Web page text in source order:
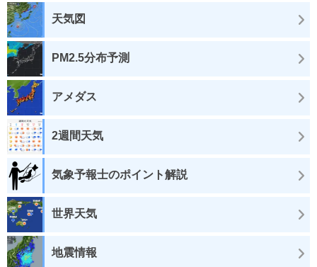
天気図
PM2.5分布予測
アメダス
2週間天気
気象予報士のポイント解説
世界天気
地震情報